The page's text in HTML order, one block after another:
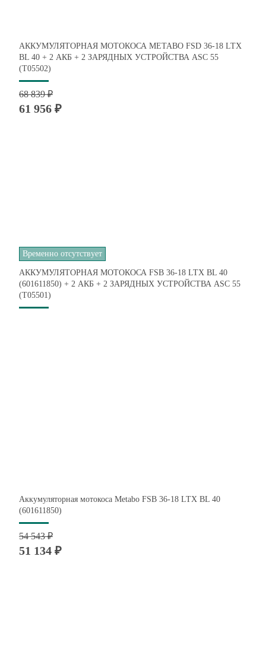
АККУМУЛЯТОРНАЯ МОТОКОСА METABO FSD 36-18 LTX
BL 40 + 2 АКБ + 2 ЗАРЯДНЫХ УСТРОЙСТВА ASC 55
(T05502)
68 839 ₽
61 956 ₽
Временно отсутствует
АККУМУЛЯТОРНАЯ МОТОКОСА FSB 36-18 LTX BL 40
(601611850) + 2 АКБ + 2 ЗАРЯДНЫХ УСТРОЙСТВА ASC 55
(T05501)
Аккумуляторная мотокоса Metabo FSB 36-18 LTX BL 40
(601611850)
54 543 ₽
51 134 ₽